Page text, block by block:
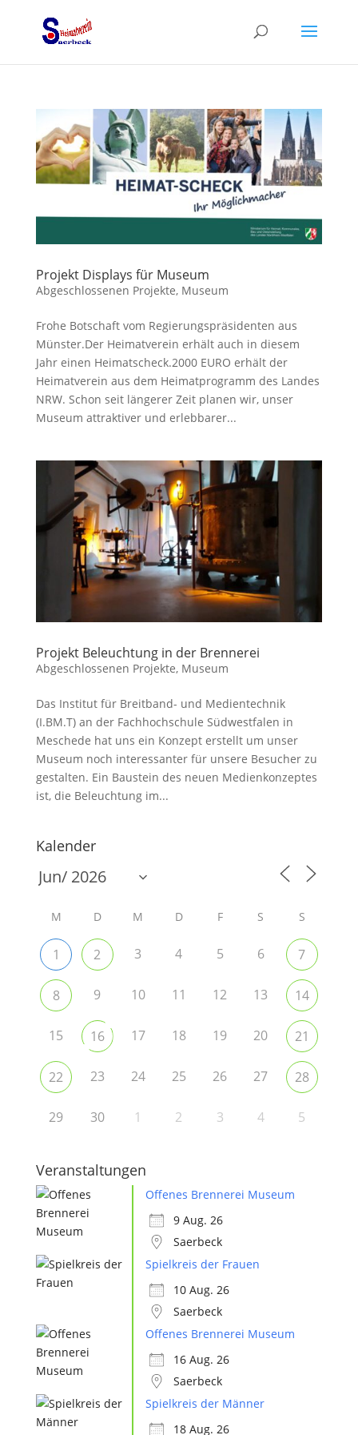
Projekt Displays für Museum
Abgeschlossenen Projekte, Museum
Frohe Botschaft vom Regierungspräsidenten aus
Münster.Der Heimatverein erhält auch in diesem
Jahr einen Heimatscheck.2000 EURO erhält der
Heimatverein aus dem Heimatprogramm des Landes
NRW. Schon seit längerer Zeit planen wir, unser
Museum attraktiver und erlebbarer...
Projekt Beleuchtung in der Brennerei
Abgeschlossenen Projekte, Museum
Das Institut für Breitband- und Medientechnik
(I.BM.T) an der Fachhochschule Südwestfalen in
Meschede hat uns ein Konzept erstellt um unser
Museum noch interessanter für unsere Besucher zu
gestalten. Ein Baustein des neuen Medienkonzeptes
ist, die Beleuchtung im...
Kalender
M D M D F S S
1 2 3 4 5 6 7
8 9 10 11 12 13 14
15 16 17 18 19 20 21
22 23 24 25 26 27 28
29 30 1 2 3 4 5
Veranstaltungen
Offenes Brennerei Museum
9 Aug. 26
Saerbeck
Spielkreis der Frauen
10 Aug. 26
Saerbeck
Offenes Brennerei Museum
16 Aug. 26
Saerbeck
Spielkreis der Männer
18 Aug. 26